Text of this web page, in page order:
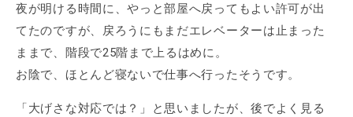
夜が明ける時間に、やっと部屋へ戻ってもよい許可が出
てたのですが、戻ろうにもまだエレベーターは止まった
ままで、階段で25階まで上るはめに。
お陰で、ほとんど寝ないで仕事へ行ったそうです。
「大げさな対応では？」と思いましたが、後でよく見る